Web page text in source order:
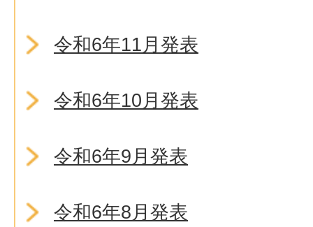
令和6年11月発表
令和6年10月発表
令和6年9月発表
令和6年8月発表